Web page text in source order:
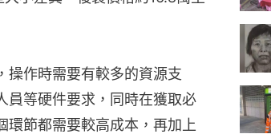
操作時需要有較多的資源支
員等硬件要求，同時在獲取必
環節都需要較高成本，再加上